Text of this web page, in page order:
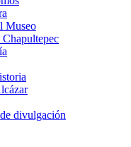
Museo
divulgación